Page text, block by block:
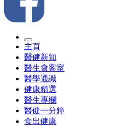
主頁
醫健新知
醫生會客室
醫學通識
健康精選
醫生專欄
醫健一分鐘
食出健康